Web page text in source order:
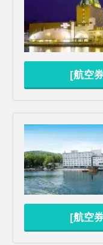
[航空
[航空